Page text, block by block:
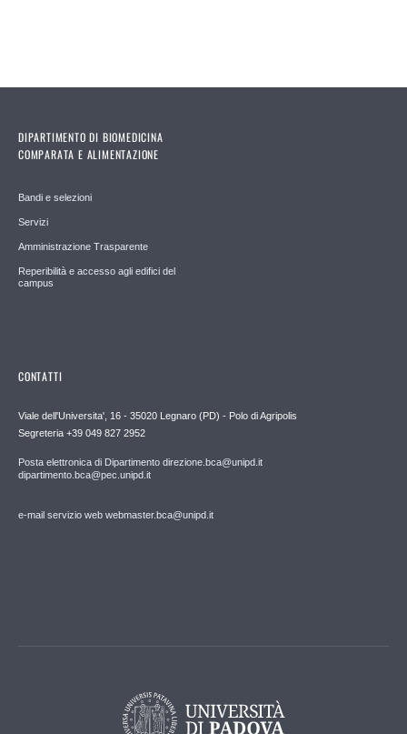
DIPARTIMENTO DI BIOMEDICINA
COMPARATA E ALIMENTAZIONE
Bandi e selezioni
Servizi
Amministrazione Trasparente
Reperibilità e accesso agli edifici del
campus
CONTATTI
Viale dell'Universita', 16 - 35020 Legnaro (PD) - Polo di Agripolis
Segreteria +39 049 827 2952
Posta elettronica di Dipartimento direzione.bca@unipd.it
dipartimento.bca@pec.unipd.it
e-mail servizio web webmaster.bca@unipd.it